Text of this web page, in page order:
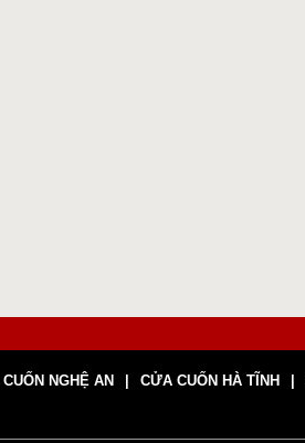
NGHỆ AN CỬA CUỐN HÀ TĨNH